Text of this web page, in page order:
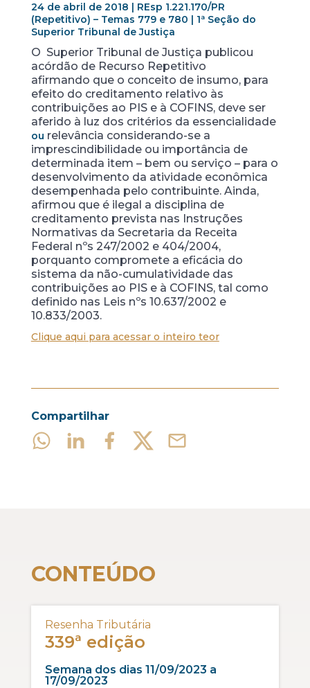
24 de abril de 2018 | REsp 1.221.170/PR
(Repetitivo) – Temas 779 e 780 | 1ª Seção do
Superior Tribunal de Justiça
O Superior Tribunal de Justiça publicou
acórdão de Recurso Repetitivo
afirmando que o conceito de insumo, para
efeito do creditamento relativo às
contribuições ao PIS e à COFINS, deve ser
aferido à luz dos critérios da essencialidade
ou relevância considerando-se a
imprescindibilidade ou importância de
determinada item – bem ou serviço – para o
desenvolvimento da atividade econômica
desempenhada pelo contribuinte. Ainda,
afirmou que é ilegal a disciplina de
creditamento prevista nas Instruções
Normativas da Secretaria da Receita
Federal nºs 247/2002 e 404/2004,
porquanto compromete a eficácia do
sistema da não-cumulatividade das
contribuições ao PIS e à COFINS, tal como
definido nas Leis nºs 10.637/2002 e
10.833/2003.
Clique aqui para acessar o inteiro teor
Compartilhar
CONTEÚDO
Resenha Tributária
339ª edição
Semana dos dias 11/09/2023 a
17/09/2023